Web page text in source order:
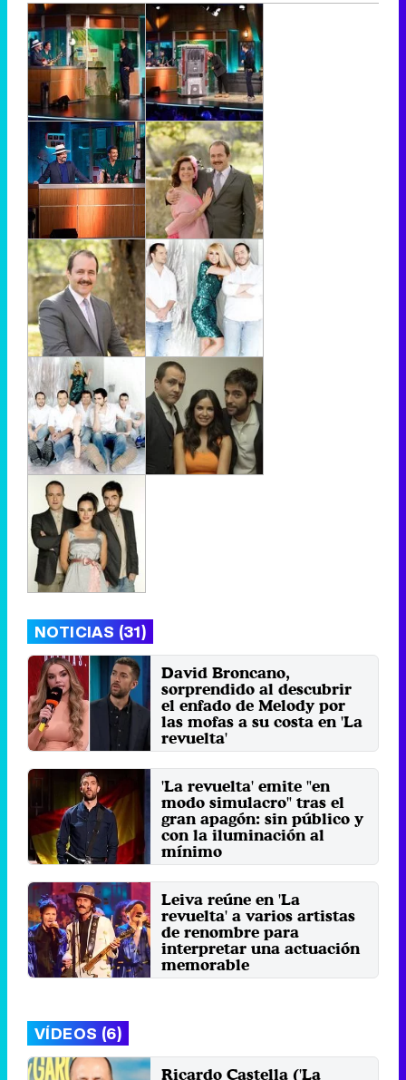
NOTICIAS (31)
David Broncano,
sorprendido al descubrir
el enfado de Melody por
las mofas a su costa en 'La
revuelta'
Martes 27 Mayo 2025 04:17 (hace 1
minuto)
'La revuelta' emite "en
modo simulacro" tras el
gran apagón: sin público y
con la iluminación al
mínimo
Miércoles 30 Abril 2025 03:49 (hace
1 minuto)
Leiva reúne en 'La
revuelta' a varios artistas
de renombre para
interpretar una actuación
memorable
Martes 8 Abril 2025 11:56
VÍDEOS (6)
Ricardo Castella ('La